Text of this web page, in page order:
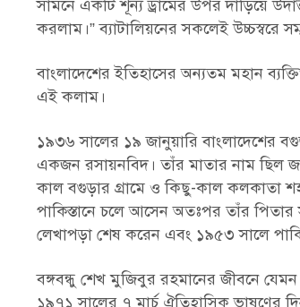
সামনে একটি শূন্য ড্রামের উপর দাঁড়িয়ে
করলাম।” ব্যাটালিয়নের সকলেই উচ্চস্বরে
বাংলাদেশের ইতিহাসের অন্যতম মহান
এই কলাম।
১৯৩৬ সালের ১৯ জানুয়ারি বাংলাদেশের
একজন রসায়নবিদ। তাঁর মাতার নাম ছিল
কাল বগুড়ার গ্রামে ও কিছু-কাল কলকাতা
পাকিস্তানে চলে আসেন অতঃপর তাঁর পিতার
লেখাপড়া শেষ করেন এবং ১৯৫৩ সালে
বঙ্গবন্ধু শেখ মুজিবুর রহমানের জীবনে
১৯৭১ সালের ৭ মার্চ ঐতিহাসিক ভাষণের